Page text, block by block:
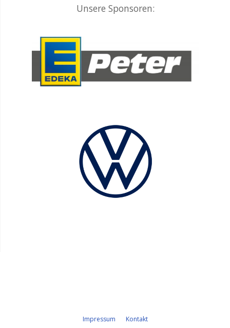
Unsere Sponsoren:
Impressum Kontakt